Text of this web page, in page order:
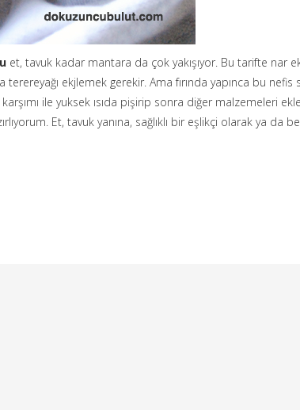
et, tavuk kadar mantara da çok yakışıyor. Bu tarifte nar
ekjlemek gerekir. Ama fırında yapınca bu
ile yuksek ısıda pişirip sonra diğer malzemeleri
Et, tavuk yanına, sağlıklı bir eşlikçi olarak ya